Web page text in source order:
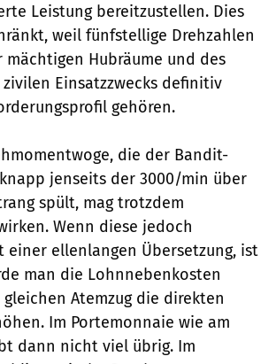
Leistung bereitzustellen. Dies
weil fünfstellige Drehzahlen
mächtigen Hubräume und des
Einsatzzwecks definitiv
gehören.
die der Bandit-
jenseits der 3000/min über
spült, mag trotzdem
Wenn diese jedoch
einer ellenlangen Übersetzung, ist
man die Lohnnebenkosten
Atemzug die direkten
Im Portemonnaie wie am
dann nicht viel übrig. Im